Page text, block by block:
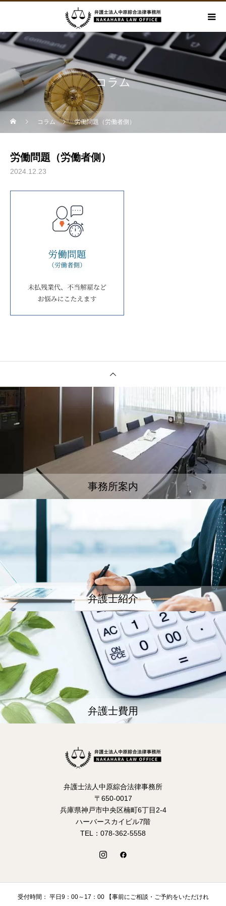
コラム
コラム 労働問題（労働者側）
労働問題（労働者側）
2024.12.23
事務所案内
弁護士紹介
弁護士費用
弁護士法人中原綜合法律事務所
〒650-0017
兵庫県神戸市中央区楠町6丁目2-4
ハーバースカイビル7階
TEL：078-362-5558
受付時間： 平日9：00～17：00 【事前にご相談・ご予約をいただけれ